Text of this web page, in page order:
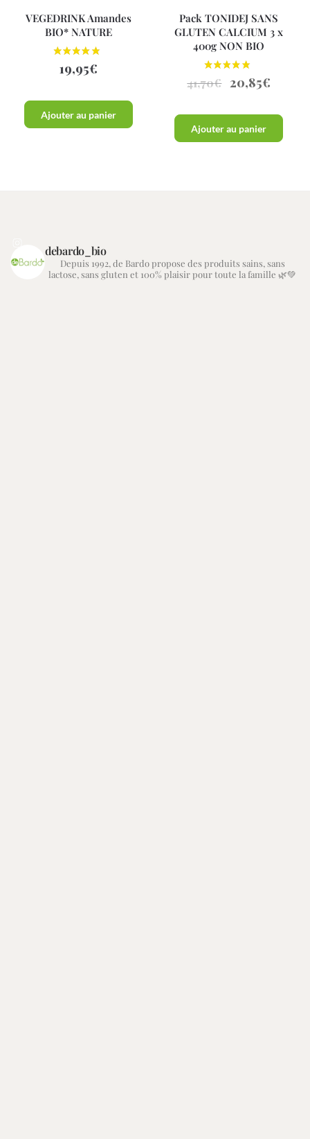
VEGEDRINK Amandes
BIO* NATURE
19,95€
Ajouter au panier
Pack TONIDEJ SANS
GLUTEN CALCIUM 3 x
400g NON BIO
41,70€ 20,85€
Ajouter au panier
debardo_bio
Depuis 1992, de Bardo propose des produits sains, sans
lactose, sans gluten et 100% plaisir pour toute la famille 🌿💚